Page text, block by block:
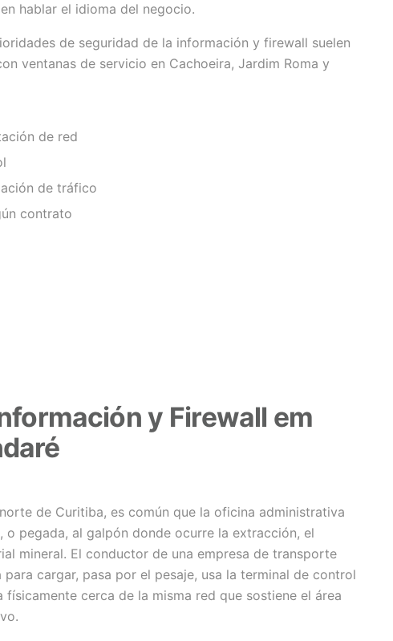
hablar el idioma del negocio.
de seguridad de la información y firewall suelen
ventanas de servicio en Cachoeira, Jardim Roma y
de red
de tráfico
contrato
y Firewall em
de Curitiba, es común que la oficina administrativa
pegada, al galpón donde ocurre la extracción, el
mineral. El conductor de una empresa de transporte
cargar, pasa por el pesaje, usa la terminal de control
cerca de la misma red que sostiene el área